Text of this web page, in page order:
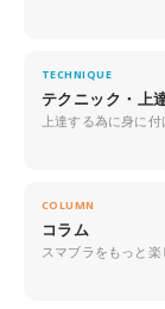
TECHNIQUE
テクニック・上
上達する為に身に
COLUMN
コラム
スマブラをもっと